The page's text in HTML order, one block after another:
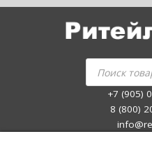
+7 (905)
8 (800)